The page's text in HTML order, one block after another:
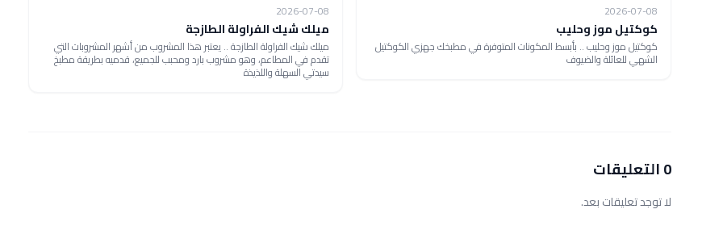
2026-07-08
كوكتيل موز وحليب
كوكتيل موز وحليب .. بأبسط المكونات المتوفرة في مطبخك جهزي الكوكتيل
الشهي للعائلة والضيوف
2026-07-08
ميلك شيك الفراولة الطازجة
ميلك شيك الفراولة الطازجة .. يعتبر هذا المشروب من أشهر المشروبات التي
تقدم في المطاعم، وهو مشروب بارد ومحبب للجميع، قدميه بطريقة مطبخ
سيدتي السهلة واللذيذة
0 التعليقات
لا توجد تعليقات بعد.